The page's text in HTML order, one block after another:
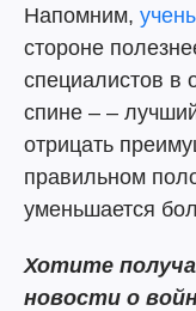
Напомним,
стороне
специалистов в
спине – –
отрицать
правильном
уменьшается
Хотите
новости о